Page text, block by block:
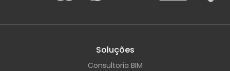
Soluções
Consultoria BIM